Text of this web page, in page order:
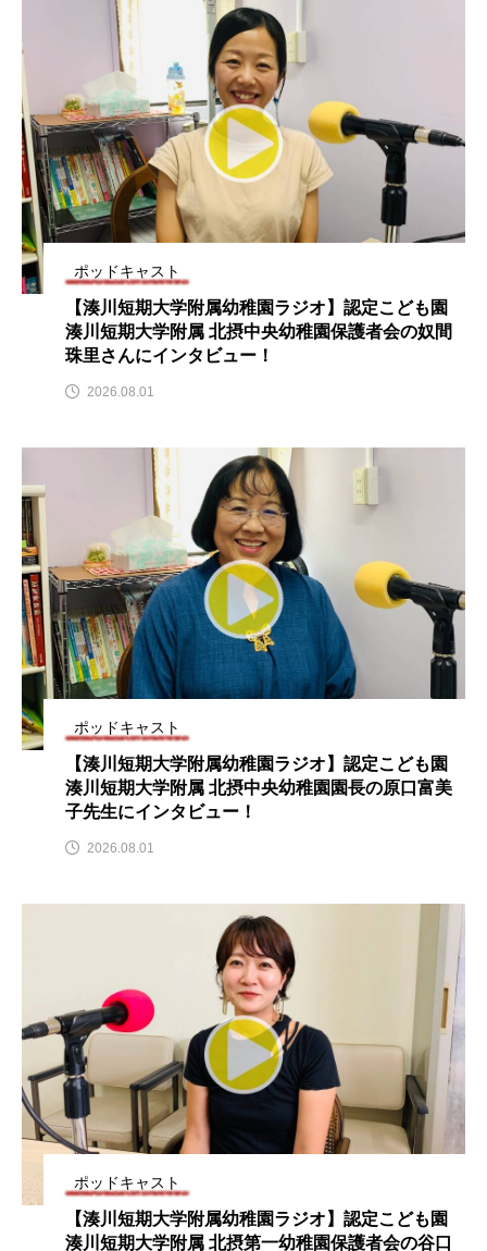
KADOKAWA KDDI
LATE SHIFT Let's 追求 The 牛肉
lets追求the牛肉 LOST LAND
MOCOコレクション オムニバス
Playground/校庭 ROKKO 森の音ミュージアム
ROKKO森の音ミュージアム
SAKDAC HARMO
SANDA ORGANIC VILLAGE MEETINGのつながるラジオ
SIKIガーデン Autumn Season
Singing with a smile snowwhite
SPOTTED PRODUCTIONS/TWIN
SUNSUNキッズ The Room Next Door
This is SUEKI
youtube Yukoの子連れハワイ旅珍道中
『今日の空が一番好き、とまだ言えない僕は』
あかしあジュニア合唱団「さくらんぼ」
あかしあ台小学校 あじさいコンサート
あっぷっぷのぷ～ あなたが眠る間
あの歌を憶えている
いばら姫 おいしいおのまとぺ
ポッドキャスト
【湊川短期大学附属幼稚園ラジオ】認定こども園
湊川短期大学附属 北摂中央幼稚園保護者会の奴間
珠里さんにインタビュー！
2026.08.01
ポッドキャスト
【湊川短期大学附属幼稚園ラジオ】認定こども園
湊川短期大学附属 北摂中央幼稚園園長の原口富美
子先生にインタビュー！
2026.08.01
ポッドキャスト
【湊川短期大学附属幼稚園ラジオ】認定こども園
湊川短期大学附属 北摂第一幼稚園保護者会の谷口